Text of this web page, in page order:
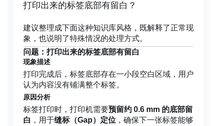
打印出来的标签底部有留白？
建议整理成下面这种知识库风格，既解释了正常现
象，也说明了特殊情况的处理方式。
问题：打印出来的标签底部有留白
现象描述
打印完成后，标签底部存在一小段空白区域，用户
认为内容没有铺满整个标签。
原因分析
标签打印时，打印机需要预留约 0.6 mm 的底部留
白 ，用于缝标（Gap）定位 ，确保下一张标签能够